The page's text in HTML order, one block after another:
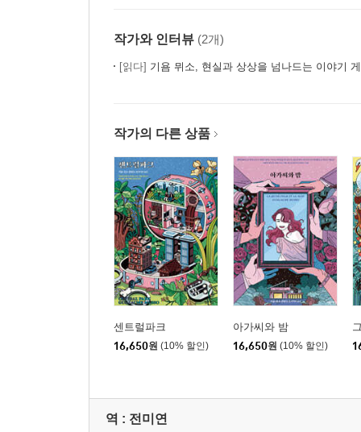
작가와 인터뷰 (2개)
[읽다] 기욤 뮈소, 현실과 상상을 넘나드는 이야기
작가의 다른 상품
센트럴파크
16,650원 (10% 할인)
아가씨와 밤
16,650원 (10% 할인)
역 : 전미연